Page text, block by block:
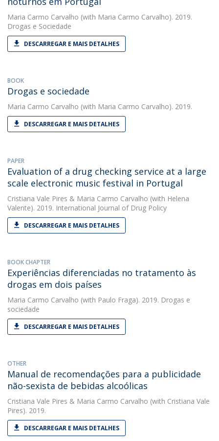
Maria Carmo Carvalho (with Maria Carmo Carvalho). 2019.
Drogas e Sociedade
DESCARREGAR E MAIS DETALHES
BOOK
Drogas e sociedade
Maria Carmo Carvalho (with Maria Carmo Carvalho). 2019.
DESCARREGAR E MAIS DETALHES
PAPER
Evaluation of a drug checking service at a large
scale electronic music festival in Portugal
Cristiana Vale Pires & Maria Carmo Carvalho (with Helena
Valente). 2019. International Journal of Drug Policy
DESCARREGAR E MAIS DETALHES
BOOK CHAPTER
Experiências diferenciadas no tratamento às
drogas em dois países
Maria Carmo Carvalho (with Paulo Fraga). 2019. Drogas e
sociedade
DESCARREGAR E MAIS DETALHES
OTHER
Manual de recomendações para a publicidade
não-sexista de bebidas alcoólicas
Cristiana Vale Pires & Maria Carmo Carvalho (with Cristiana Vale
Pires). 2019.
DESCARREGAR E MAIS DETALHES